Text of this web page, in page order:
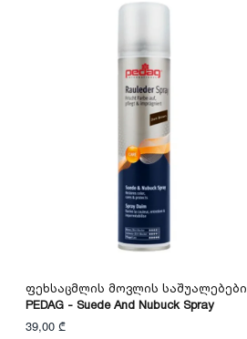
Ფეხსაცმლის Მოვლის Საშუალებები
PEDAG - Suede And Nubuck Spray
39,00 ₾